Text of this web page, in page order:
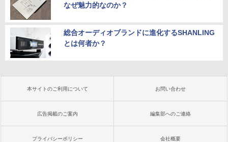
なぜ魅力的なのか？
総合オーディオブランドに進化するSHANLING
とは何者か？
本サイトのご利用について お問い合わせ
広告掲載のご案内 編集部へのご連絡
プライバシーポリシー 会社概要